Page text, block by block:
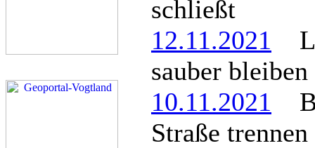
schließt
12.11.2021
sauber bleiben
10.11.2021
Straße trennen